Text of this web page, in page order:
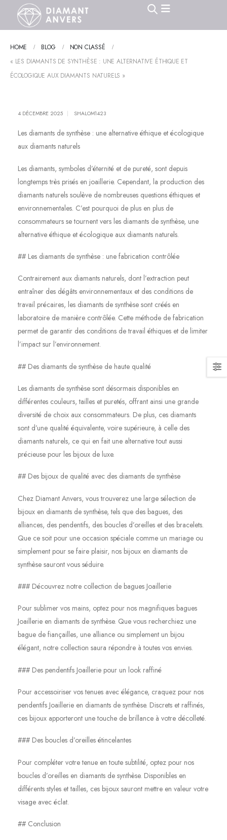
HOME BLOG
NON CLASSÉ
« LES DIAMANTS DE SYNTHÈSE : UNE ALTERNATIVE ÉTHIQUE ET
ÉCOLOGIQUE AUX DIAMANTS NATURELS »
4 DÉCEMBRE 2025 SHALOM1423
Les diamants de synthèse : une alternative éthique et écologique
aux diamants naturels
Les diamants, symboles d’éternité et de pureté, sont depuis
longtemps très prisés en joaillerie. Cependant, la production des
diamants naturels soulève de nombreuses questions éthiques et
environnementales. C’est pourquoi de plus en plus de
consommateurs se tournent vers les diamants de synthèse, une
alternative éthique et écologique aux diamants naturels.
## Les diamants de synthèse : une fabrication contrôlée
Contrairement aux diamants naturels, dont l’extraction peut
entraîner des dégâts environnementaux et des conditions de
travail précaires, les diamants de synthèse sont créés en
laboratoire de manière contrôlée. Cette méthode de fabrication
permet de garantir des conditions de travail éthiques et de limiter
l’impact sur l’environnement.
## Des diamants de synthèse de haute qualité
Les diamants de synthèse sont désormais disponibles en
différentes couleurs, tailles et puretés, offrant ainsi une grande
diversité de choix aux consommateurs. De plus, ces diamants
sont d’une qualité équivalente, voire supérieure, à celle des
diamants naturels, ce qui en fait une alternative tout aussi
précieuse pour les bijoux de luxe.
## Des bijoux de qualité avec des diamants de synthèse
Chez Diamant Anvers, vous trouverez une large sélection de
bijoux en diamants de synthèse, tels que des bagues, des
alliances, des pendentifs, des boucles d’oreilles et des bracelets.
Que ce soit pour une occasion spéciale comme un mariage ou
simplement pour se faire plaisir, nos bijoux en diamants de
synthèse sauront vous séduire.
### Découvrez notre collection de bagues Joaillerie
Pour sublimer vos mains, optez pour nos magnifiques bagues
Joaillerie en diamants de synthèse. Que vous recherchiez une
bague de fiançailles, une alliance ou simplement un bijou
élégant, notre collection saura répondre à toutes vos envies.
### Des pendentifs Joaillerie pour un look raffiné
Pour accessoiriser vos tenues avec élégance, craquez pour nos
pendentifs Joaillerie en diamants de synthèse. Discrets et raffinés,
ces bijoux apporteront une touche de brillance à votre décolleté.
### Des boucles d’oreilles étincelantes
Pour compléter votre tenue en toute subtilité, optez pour nos
boucles d’oreilles en diamants de synthèse. Disponibles en
différents styles et tailles, ces bijoux sauront mettre en valeur votre
visage avec éclat.
## Conclusion